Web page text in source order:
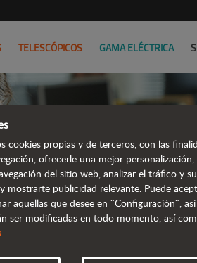
TELESCÓPICOS GAMA ELÉCTRICA
cookies propias y de terceros, con las
ofrecerle una mejor
del sitio web, analizar el tráfico y
mostrarte publicidad relevante. Puede
aquellas que desee en ¨Configuración¨,
ser modificadas en todo momento, así
.